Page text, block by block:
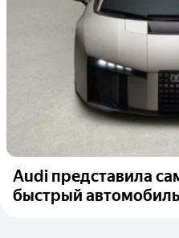
Audi представила
быстрый